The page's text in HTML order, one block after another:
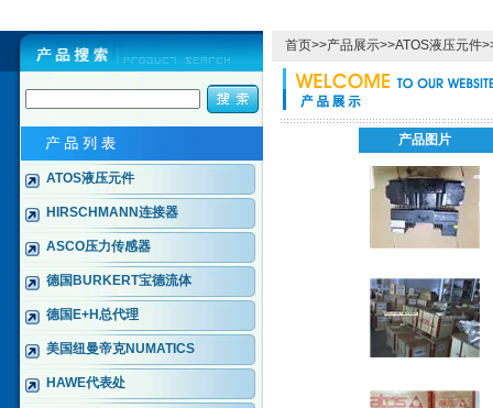
ATOS液压元件
HIRSCHMANN连接器
ASCO压力传感器
德国BURKERT宝德流体
德国E+H总代理
美国纽曼帝克NUMATICS
HAWE代表处
首页>>产品展示>>ATOS液压元件
产品图片